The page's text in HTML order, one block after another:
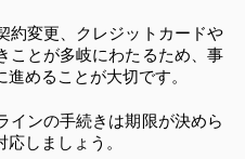
約変更、クレジットカードや
ことが多岐にわたるため、事
めることが大切です。
インの手続きは期限が決めら
しましょう。